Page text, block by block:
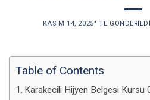
KASIM 14, 2025’' TE GÖNDERILDI
Table of Contents
Karakecili Hijyen Belgesi